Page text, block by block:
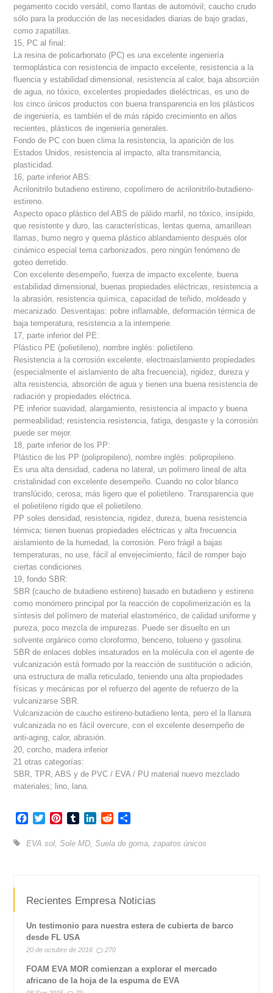
pegamento cocido versátil, como llantas de automóvil; caucho crudo
sólo para la producción de las necesidades diarias de bajo gradas,
como zapatillas.
15, PC al final:
La resina de policarbonato (PC) es una excelente ingeniería
termoplástica con resistencia de impacto excelente, resistencia a la
fluencia y estabilidad dimensional, resistencia al calor, baja absorción
de agua, no tóxico, excelentes propiedades dieléctricas, es uno de
los cinco únicos productos con buena transparencia en los plásticos
de ingeniería, es también el de más rápido crecimiento en años
recientes, plásticos de ingeniería generales.
Fondo de PC con buen clima la resistencia, la aparición de los
Estados Unidos, resistencia al impacto, alta transmitancia,
plasticidad.
16, parte inferior ABS:
Acrilonitrilo butadieno estireno, copolímero de acrilonitrilo-butadieno-
estireno.
Aspecto opaco plástico del ABS de pálido marfil, no tóxico, insípido,
que resistente y duro, las características, lentas quema, amarillean
llamas, humo negro y quema plástico ablandamiento después olor
cinámico especial tema carbonizados, pero ningún fenómeno de
goteo derretido.
Con excelente desempeño, fuerza de impacto excelente, buena
estabilidad dimensional, buenas propiedades eléctricas, resistencia a
la abrasión, resistencia química, capacidad de teñido, moldeado y
mecanizado. Desventajas: pobre inflamable, deformación térmica de
baja temperatura, resistencia a la intemperie.
17, parte inferior del PE:
Plástico PE (polietileno), nombre inglés: polietileno.
Resistencia a la corrosión excelente, electroaislamiento propiedades
(especialmente el aislamiento de alta frecuencia), rigidez, dureza y
alta resistencia, absorción de agua y tienen una buena resistencia de
radiación y propiedades eléctrica.
PE inferior suavidad, alargamiento, resistencia al impacto y buena
permeabilidad; resistencia resistencia, fatiga, desgaste y la corrosión
puede ser mejor.
18, parte inferior de los PP:
Plástico de los PP (polipropileno), nombre inglés: polipropileno.
Es una alta densidad, cadena no lateral, un polímero lineal de alta
cristalinidad con excelente desempeño. Cuando no color blanco
translúcido, cerosa; más ligero que el polietileno. Transparencia que
el polietileno rígido que el polietileno.
PP soles densidad, resistencia, rigidez, dureza, buena resistencia
térmica; tienen buenas propiedades eléctricas y alta frecuencia
aislamiento de la humedad, la corrosión. Pero frágil a bajas
temperaturas, no use, fácil al envejecimiento, fácil de romper bajo
ciertas condiciones.
19, fondo SBR:
SBR (caucho de butadieno estireno) basado en butadieno y estireno
como monómero principal por la reacción de copolimerización es la
síntesis del polímero de material elastomérico, de calidad uniforme y
pureza, poco mezcla de impurezas. Puede ser disuelto en un
solvente orgánico como cloroformo, benceno, tolueno y gasolina.
SBR de enlaces dobles insaturados en la molécula con el agente de
vulcanización está formado por la reacción de sustitución o adición,
una estructura de malla reticulado, teniendo una alta propiedades
físicas y mecánicas por el refuerzo del agente de refuerzo de la
vulcanizarse SBR.
Vulcanización de caucho estireno-butadieno lenta, pero el la llanura
vulcanizada no es fácil overcure, con el excelente desempeño de
anti-aging, calor, abrasión.
20, corcho, madera inferior
21 otras categorías:
SBR, TPR, ABS y de PVC / EVA / PU material nuevo mezclado
materiales; lino, lana.
Facebook
TwitterPinterestTumblrLinkedInReddit
EVA sol,Sole MD,Suela de goma,zapatos únicos
Recientes Empresa Noticias
Un testimonio para nuestra estera de cubierta de barco
desde FL USA
20 de octubre de 2016 270
FOAM EVA MOR comienzan a explorar el mercado
africano de la hoja de la espuma de EVA